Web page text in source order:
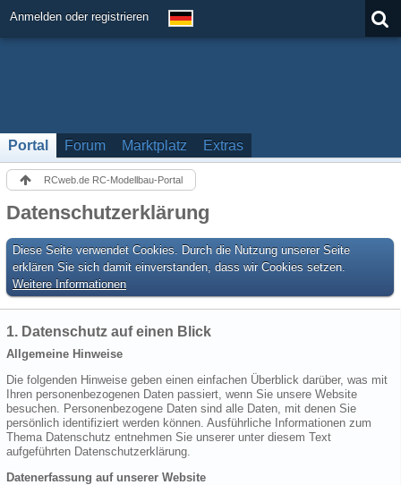
Anmelden oder registrieren
Portal Forum Marktplatz Extras
RCweb.de RC-Modellbau-Portal
Datenschutzerklärung
Diese Seite verwendet Cookies. Durch die Nutzung unserer Seite
erklären Sie sich damit einverstanden, dass wir Cookies setzen.
Weitere Informationen
1. Datenschutz auf einen Blick
Allgemeine Hinweise
Die folgenden Hinweise geben einen einfachen Überblick darüber, was mit
Ihren personenbezogenen Daten passiert, wenn Sie unsere Website
besuchen. Personenbezogene Daten sind alle Daten, mit denen Sie
persönlich identifiziert werden können. Ausführliche Informationen zum
Thema Datenschutz entnehmen Sie unserer unter diesem Text
aufgeführten Datenschutzerklärung.
Datenerfassung auf unserer Website